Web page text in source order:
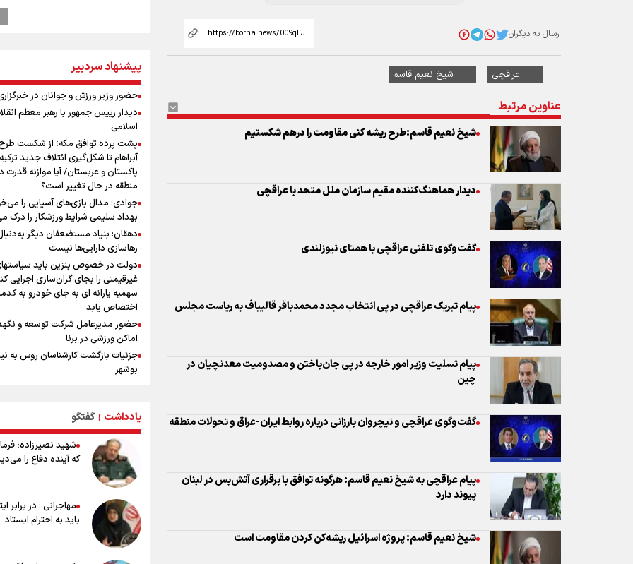
ارسال به دیگران
عراقچی شیخ نعیم قاسم
عناوین مرتبط
شیخ نعیم قاسم:طرح ریشه کنی مقاومت را درهم شکستیم
دیدار هماهنگ‌کننده مقیم سازمان ملل متحد با عراقچی
گفت‌وگوی تلفنی عراقچی با همتای نیوزلندی
پیام تبریک عراقچی در پی انتخاب مجدد محمدباقر قالیباف به ریاست مجلس
پیام تسلیت وزیر امور خارجه در پی جان‌باختن و مصدومیت معدنچیان در
چین
گفت‌وگوی عراقچی و نیچروان بارزانی درباره روابط ایران-عراق و تحولات منطقه
پیام عراقچی به شیخ‌ نعیم قاسم: هرگونه توافق با برقراری آتش‌بس در لبنان
پیوند دارد
شیخ نعیم قاسم: پروژه اسرائیل ریشه‌کن کردن مقاومت است
دهقان: بنیاد مستضعفان دیگر
غیرقیمتی را بجای گران‌سازی اجرایی
سهمیه یارانه ای به جای خودرو به
اختصاص یابد
حضور احمد دنیامالی وزیر ورزش و
خبرگزاری برنا به مناسبت روز خبرنگار
حضور وزیر ورزش و جوانان در
توافق تراکتور و ربیعی برای جدایی؛
آستانه هدایت پرشورها
نکونام سرمربی تراکتور: احتمالا یک یا
داشته باشیم
کریمی در خصوص شایعات عدم اجازه
مربیگری نکونام: هر کسی گفته نظر
خودش بوده است
نکونام: چند روز یکبار تماشاگران
در تمرینات خواهند داشت
داریم
از چتر هسته‌ای پاکستان تا نفوذ ترکیه/
مکه چگونه کمربند امنیتی عربستان را
می‌کند؟
سیگنال هشدار به بازار پول و سرمایه
پیشنهاد سردبیر
حضور وزیر ورزش و جوانان در
دیدار رییس جمهور با رهبر معظم
اسلامی
پشت پرده توافق مکه؛ از شکست
آبراهام تا شکل‌گیری ائتلاف جدید
پاکستان و عربستان/ آیا موازنه قدرت
منطقه در حال تغییر است؟
جوادی: مدال بازی‌های آسیایی را
بهداد سلیمی شرایط ورزشکار را درک
دهقان: بنیاد مستضعفان دیگر
رهاسازی دارایی‌ها نیست
دولت در خصوص بنزین باید
غیرقیمتی را بجای گران‌سازی اجرایی
سهمیه یارانه ای به جای خودرو به
اختصاص یابد
حضور مدیرعامل شرکت توسعه و
اماکن ورزشی در برنا
جزئیات بازگشت کارشناسان روس به
بوشهر
۳۴۰ میلیون دلار تسهیلات برای بازسازی
صنایع آسیب‌دیده اختصاص می‌یابد
رسانه ستون پنجم اکوسیستم
هدف‌گذاری پرداخت ۳۰ هزار وام
پایان سال
مهارت‌آموزی در ۲۵۰ شهرستان کشور
شوک بزرگ برای لیونل مسی!
سخنگوی سپاه: بازگشایی تنگۀ هرمز
پذیرش شروط ایران از سوی آمریکاست
یادداشت | گفتگو
شهید نصیرزاده؛
که آینده دفاع را
مهاجرانی : در برابر
باید به احترام ایستاد